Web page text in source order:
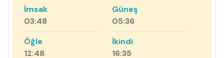
İmsak
03:48
Güneş
05:36
Öğle
12:48
İkindi
16:35